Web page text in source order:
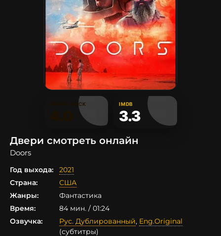
КИНОПОИСК IMDB
3.3
Двери смотреть онлайн
Doors
Год выхода:
2021
Страна:
США
Жанры:
Фантастика
Время:
84 мин. / 01:24
Озвучка:
Рус. Дублированный, Eng.Original
(субтитры)